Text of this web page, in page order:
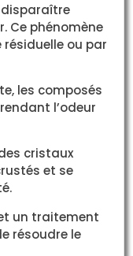
disparaître
Ce phénomène
résiduelle ou par
les composés
l’odeur
cristaux
et se
un traitement
résoudre le